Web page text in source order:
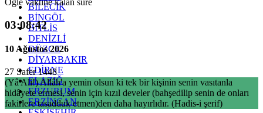
BİLECİK
BİNGÖL
BİTLİS
DENİZLİ
DÜZCE
DİYARBAKIR
EDİRNE
ELAZIĞ
ERZURUM
ERZİNCAN
03:08:42
10 Ağustos 2026
27 Safer 1448
(Yâ Ali!) Allâh'a yemin olsun ki tek bir kişinin senin vasıtanla
hidâyete ermesi, senin için kızıl develer (bahşedilip senin de onları
fakirlere tasadduk etmen)den daha hayırlıdır. (Hadis-i şerif)